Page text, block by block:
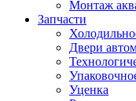
Монтаж
Запчасти
Двери
Уценка